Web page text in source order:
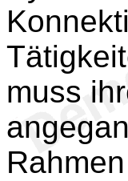
muss